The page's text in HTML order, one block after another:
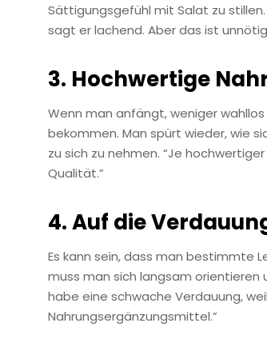
Sättigungsgefühl mit Salat zu
sagt er lachend. Aber das ist
3. Hochwertige
Wenn man anfängt, weniger
bekommen. Man spürt wieder, wie
zu sich zu nehmen. “Je
Qualität.”
4. Auf die
Es kann sein, dass man bestimmte
muss man sich langsam orientieren
habe eine schwache Verdauung,
Nahrungsergänzungsmittel.”